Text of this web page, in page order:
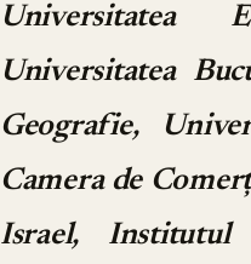
Universitatea
Universitatea
Geografie,
Camera de
Israel,